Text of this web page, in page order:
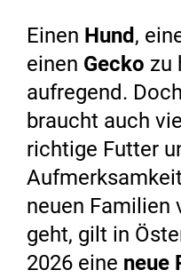
Einen Hund ,
einen Gecko zu
aufregend.
braucht auch
richtige Futter
neuen Familien
geht, gilt in
2026 eine neue